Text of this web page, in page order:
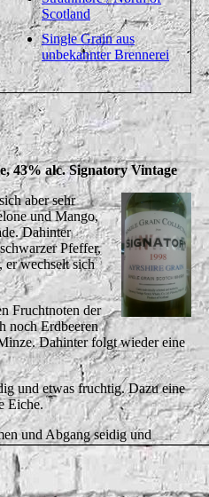
Scotland
Single Grain aus
unbekannter Brennerei
43% alc. Signatory Vintage
aber sehr
und Mango,
Dahinter
Pfeffer,
er wechselt sich
Fruchtnoten der
noch Erdbeeren
Dahinter folgt wieder eine
und etwas fruchtig. Dazu eine
Eiche.
und Abgang seidig und